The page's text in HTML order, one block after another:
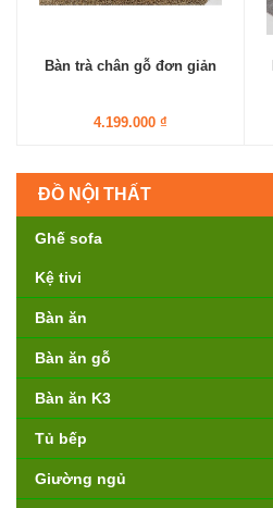
Bàn trà chân gỗ đơn giản
4.199.000 ₫
ĐỒ NỘI THẤT
Ghế sofa
Kệ tivi
Bàn ăn
Bàn ăn gỗ
Bàn ăn K3
Tủ bếp
Giường ngủ